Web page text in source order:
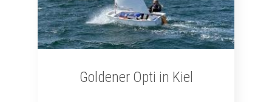
Goldener Opti in Kiel